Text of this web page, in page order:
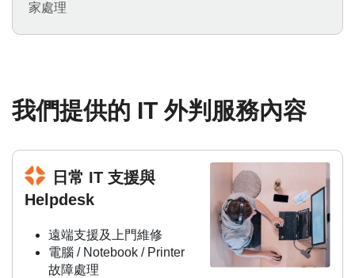
家處理
我們提供的 IT 外判服務內容
日常 IT 支援與
Helpdesk
遠端支援及上門維修
電腦 / Notebook / Printer
故障處理